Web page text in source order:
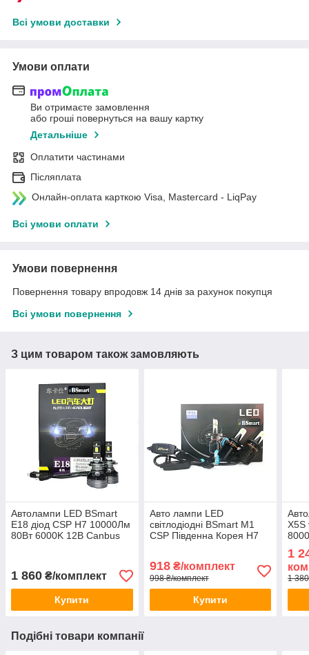
Всі умови доставки
Умови оплати
Ви отримаєте замовлення
або гроші повернуться на вашу картку
Детальніше
Оплатити частинами
Післяплата
Онлайн-оплата карткою Visa, Mastercard - LiqPay
Всі умови оплати
Умови повернення
Повернення товару впродовж 14 днів за рахунок покупця
Всі умови повернення
З цим товаром також замовляють
Автолампи LED BSmart
E18 діод CSP H7 10000Лм
80Вт 6000K 12В Canbus
1 860 ₴/комплект
Купити
Авто лампи LED
світлодіодні BSmart M1
CSP Південна Корея H7
918₴/комплект
998 ₴/комплект
Купити
X5S
1
1
Подібні товари компанії